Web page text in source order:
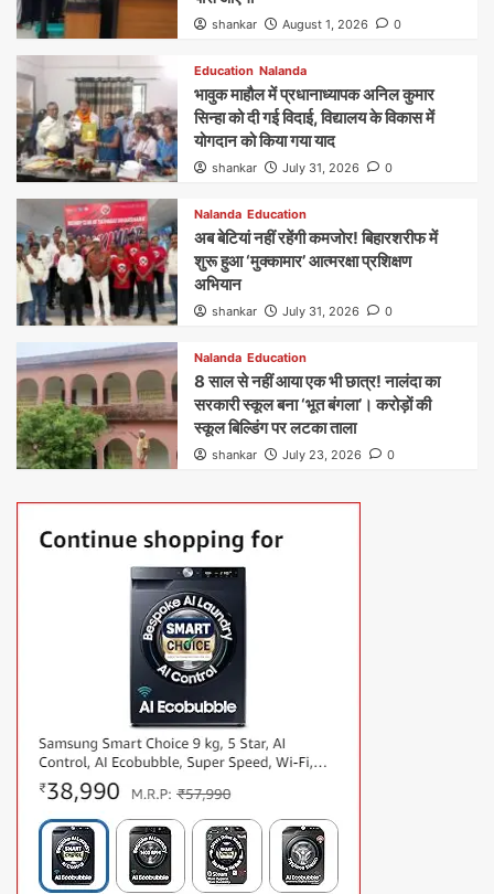
shankar August 1, 2026 0
Education Nalanda
भावुक माहौल में प्रधानाध्यापक अनिल कुमार
सिन्हा को दी गई विदाई, विद्यालय के विकास में
योगदान को किया गया याद
shankar July 31, 2026 0
Nalanda Education
अब बेटियां नहीं रहेंगी कमजोर! बिहारशरीफ में
शुरू हुआ ‘मुक्कामार’ आत्मरक्षा प्रशिक्षण
अभियान
shankar July 31, 2026 0
Nalanda Education
8 साल से नहीं आया एक भी छात्र! नालंदा का
सरकारी स्कूल बना ‘भूत बंगला’। करोड़ों की
स्कूल बिल्डिंग पर लटका ताला
shankar July 23, 2026 0